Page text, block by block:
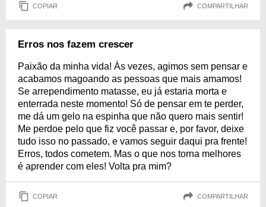
COPIAR COMPARTILHAR
Erros nos fazem crescer
Paixão da minha vida! Às vezes, agimos sem pensar e
acabamos magoando as pessoas que mais amamos!
Se arrependimento matasse, eu já estaria morta e
enterrada neste momento! Só de pensar em te perder,
me dá um gelo na espinha que não quero mais sentir!
Me perdoe pelo que fiz você passar e, por favor, deixe
tudo isso no passado, e vamos seguir daqui pra frente!
Erros, todos cometem. Mas o que nos torna melhores
é aprender com eles! Volta pra mim?
COPIAR COMPARTILHAR